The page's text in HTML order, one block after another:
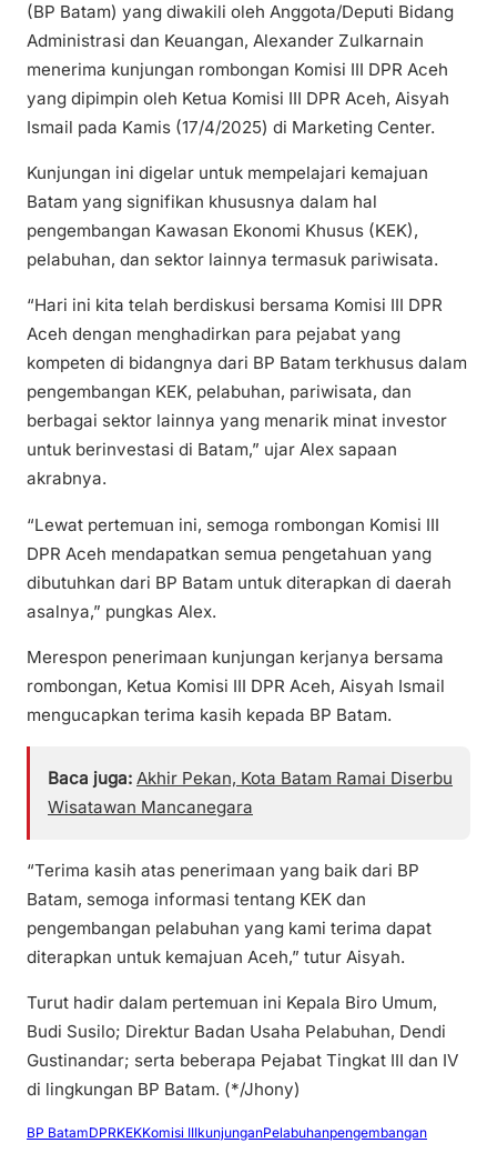
(BP Batam) yang diwakili oleh Anggota/Deputi Bidang
Administrasi dan Keuangan, Alexander Zulkarnain
menerima kunjungan rombongan Komisi III DPR Aceh
yang dipimpin oleh Ketua Komisi III DPR Aceh, Aisyah
Ismail pada Kamis (17/4/2025) di Marketing Center.
Kunjungan ini digelar untuk mempelajari kemajuan
Batam yang signifikan khususnya dalam hal
pengembangan Kawasan Ekonomi Khusus (KEK),
pelabuhan, dan sektor lainnya termasuk pariwisata.
“Hari ini kita telah berdiskusi bersama Komisi III DPR
Aceh dengan menghadirkan para pejabat yang
kompeten di bidangnya dari BP Batam terkhusus dalam
pengembangan KEK, pelabuhan, pariwisata, dan
berbagai sektor lainnya yang menarik minat investor
untuk berinvestasi di Batam,” ujar Alex sapaan
akrabnya.
“Lewat pertemuan ini, semoga rombongan Komisi III
DPR Aceh mendapatkan semua pengetahuan yang
dibutuhkan dari BP Batam untuk diterapkan di daerah
asalnya,” pungkas Alex.
Merespon penerimaan kunjungan kerjanya bersama
rombongan, Ketua Komisi III DPR Aceh, Aisyah Ismail
mengucapkan terima kasih kepada BP Batam.
Baca juga: Akhir Pekan, Kota Batam Ramai Diserbu
Wisatawan Mancanegara
“Terima kasih atas penerimaan yang baik dari BP
Batam, semoga informasi tentang KEK dan
pengembangan pelabuhan yang kami terima dapat
diterapkan untuk kemajuan Aceh,” tutur Aisyah.
Turut hadir dalam pertemuan ini Kepala Biro Umum,
Budi Susilo; Direktur Badan Usaha Pelabuhan, Dendi
Gustinandar; serta beberapa Pejabat Tingkat III dan IV
di lingkungan BP Batam. (*/Jhony)
BP BatamDPRKEKKomisi IIIkunjunganPelabuhanpengembangan